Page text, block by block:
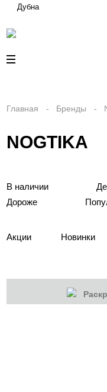
Дубна
Главная Бренды
NOGTIKA
В наличии
Дороже
Акции Новинки